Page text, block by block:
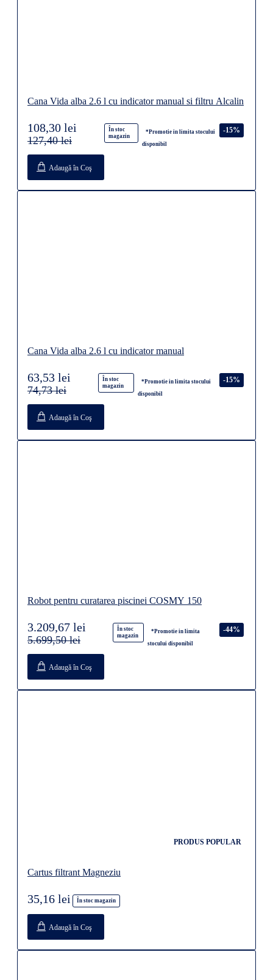
Cana Vida alba 2.6 l cu indicator manual si filtru Alcalin
În stoc
magazin
*Promotie in limita stocului
disponibil
-15%
108,30 lei
127,40 lei
Adaugă în Coş
Cana Vida alba 2.6 l cu indicator manual
În stoc
magazin
*Promotie in limita stocului
disponibil
-15%
63,53 lei
74,73 lei
Adaugă în Coş
Robot pentru curatarea piscinei COSMY 150
În stoc
magazin
*Promotie in limita
stocului disponibil
-44%
3.209,67 lei
5.699,50 lei
Adaugă în Coş
PRODUS POPULAR
Cartus filtrant Magneziu
În stoc magazin
35,16 lei
Adaugă în Coş